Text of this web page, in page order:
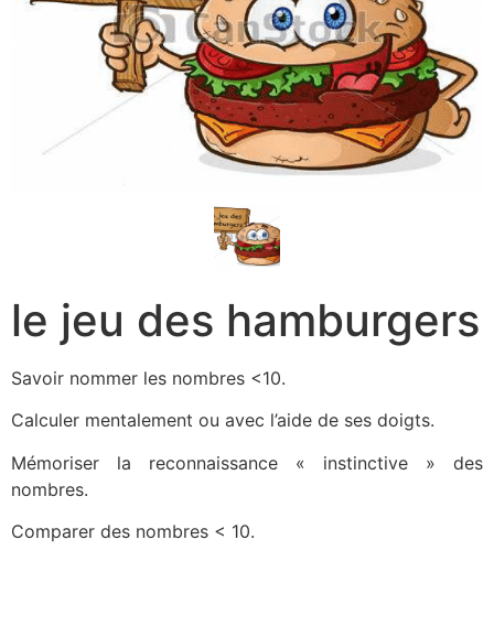
le jeu des hamburgers
Savoir nommer les nombres <10.
Calculer mentalement ou avec l’aide de ses doigts.
Mémoriser la reconnaissance « instinctive » des
nombres.
Comparer des nombres < 10.